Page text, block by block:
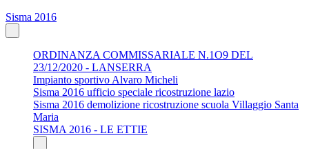
Sisma 2016
ORDINANZA COMMISSARIALE N.1O9 DEL
23/12/2020 - LANSERRA
Impianto sportivo Alvaro Micheli
Sisma 2016 ufficio speciale ricostruzione lazio
Sisma 2016 demolizione ricostruzione scuola Villaggio Santa
Maria
SISMA 2016 - LE ETTIE